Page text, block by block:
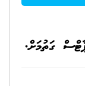
ގަތުމަށް.